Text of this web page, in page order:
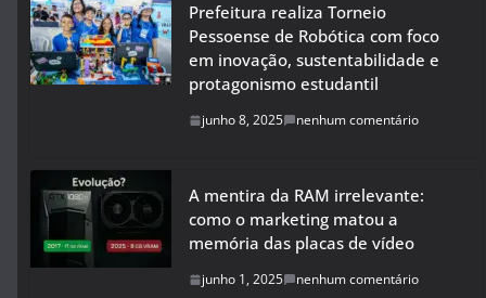
Prefeitura realiza Torneio
Pessoense de Robótica com foco
em inovação, sustentabilidade e
protagonismo estudantil
junho 8, 2025 nenhum comentário
A mentira da RAM irrelevante:
como o marketing matou a
memória das placas de vídeo
junho 1, 2025 nenhum comentário